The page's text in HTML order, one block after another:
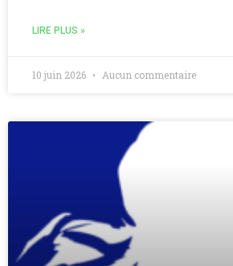
LIRE PLUS »
10 juin 2026 Aucun commentaire